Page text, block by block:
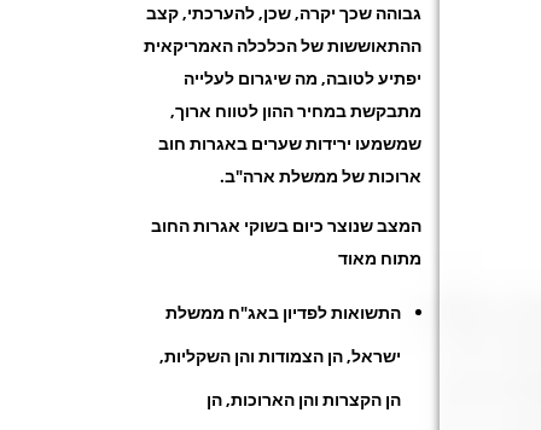
גבוהה שכך יקרה, שכן, להערכתי, קצב
ההתאוששות של הכלכלה האמריקאית
יפתיע לטובה, מה שיגרום לעלייה
מתבקשת במחיר ההון לטווח ארוך,
שמשמעו ירידות שערים באגרות חוב
ארוכות של ממשלת ארה"ב.
המצב שנוצר כיום בשוקי אגרות החוב
מתוח מאוד
התשואות לפדיון באג"ח ממשלת
ישראל, הן הצמודות והן השקליות,
הן הקצרות והן הארוכות, הן